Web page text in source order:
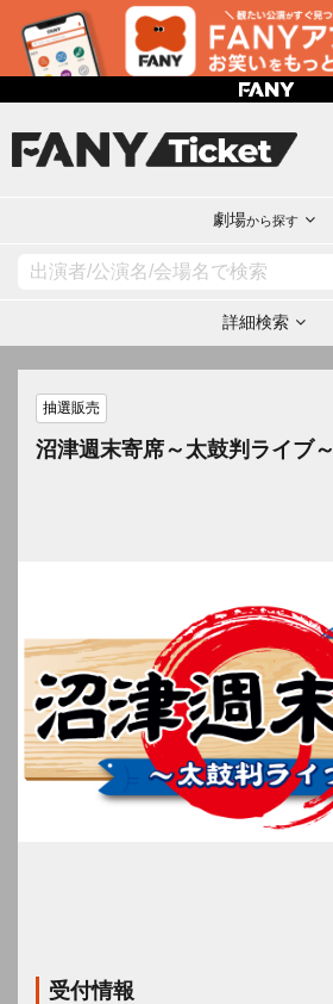
劇場から探す
詳細検索
抽選販売
沼津週末寄席～太鼓判ライブ～
受付情報